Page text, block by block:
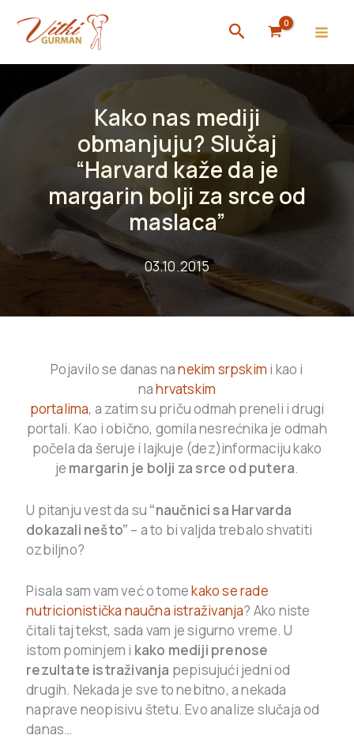
content
Search
Kako nas mediji
obmanjuju? Slučaj
“Harvard kaže da je
margarin bolji za srce od
maslaca”
03.10.2015
Pojavilo se danas nanekim srpskim i kao i
nahrvatskim
portalima, a zatim su priču odmah preneli i drugi
portali. Kao i obično, gomila nesrećnika je odmah
počela da šeruje i lajkuje (dez)informaciju kako
je margarin je bolji za srce od putera.
U pitanju vest da su “naučnici sa Harvarda
dokazali nešto” – a to bi valjda trebalo shvatiti
ozbiljno?
Pisala sam vam već o tomekako se rade
nutricionistička naučna istraživanja? Ako niste
čitali taj tekst, sada vam je sigurno vreme. U
istom pominjem i kako mediji prenose
rezultate istraživanja pepisujući jedni od
drugih. Nekada je sve to nebitno, a nekada
naprave neopisivu štetu. Evo analize slučaja od
danas…